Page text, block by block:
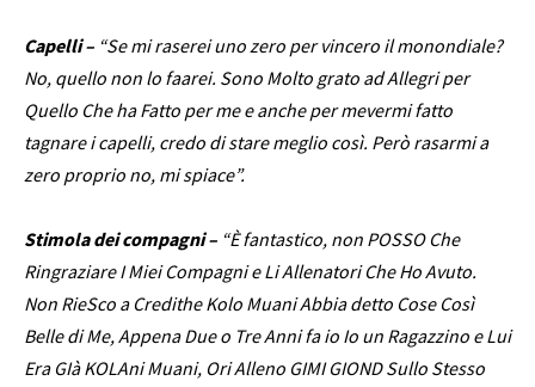
Capelli – “Se mi raserei uno zero per vincero il monondiale?
No, quello non lo faarei. Sono Molto grato ad Allegri per
Quello Che ha Fatto per me e anche per mevermi fatto
tagnare i capelli, credo di stare meglio così. Però rasarmi a
zero proprio no, mi spiace”.
Stimola dei compagni – “È fantastico, non POSSO Che
Ringraziare I Miei Compagni e Li Allenatori Che Ho Avuto.
Non RieSco a Credithe Kolo Muani Abbia detto Cose Così
Belle di Me, Appena Due o Tre Anni fa io Io un Ragazzino e Lui
Era GIà KOLAni Muani, Ori Alleno GIMI GIOND Sullo Stesso